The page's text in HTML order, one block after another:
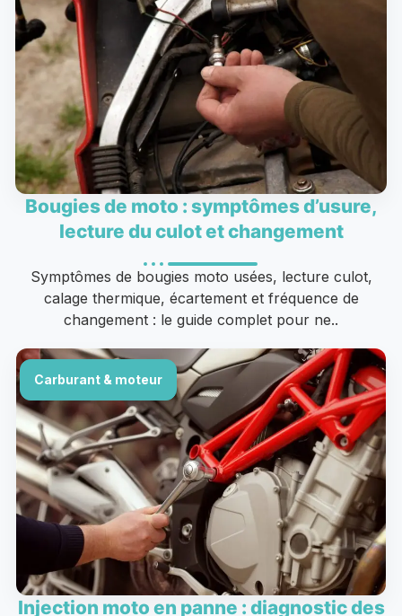
Bougies de moto : symptômes d’usure,
lecture du culot et changement
Symptômes de bougies moto usées, lecture culot,
calage thermique, écartement et fréquence de
changement : le guide complet pour ne..
Carburant & moteur
Injection moto en panne : diagnostic des